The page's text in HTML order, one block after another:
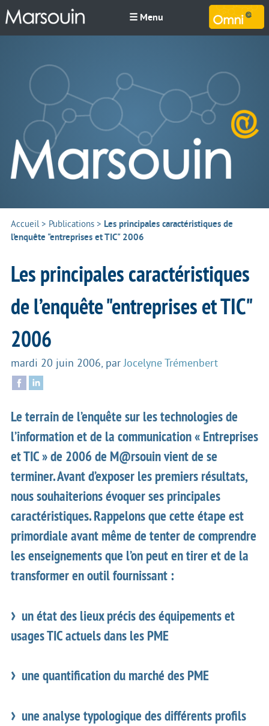
☰ Menu
Accueil> Publications > Les principales caractéristiques de
l’enquête "entreprises et TIC" 2006
Les principales caractéristiques
de l’enquête "entreprises et TIC"
2006
mardi 20 juin 2006, parJocelyne Trémenbert
Le terrain de l’enquête sur les technologies de
l’information et de la communication « Entreprises
et TIC » de 2006 de M@rsouin vient de se
terminer. Avant d’exposer les premiers résultats,
nous souhaiterions évoquer ses principales
caractéristiques. Rappelons que cette étape est
primordiale avant même de tenter de comprendre
les enseignements que l’on peut en tirer et de la
transformer en outil fournissant :
un état des lieux précis des équipements et
usages TIC actuels dans les PME
une quantification du marché des PME
une analyse typologique des différents profils